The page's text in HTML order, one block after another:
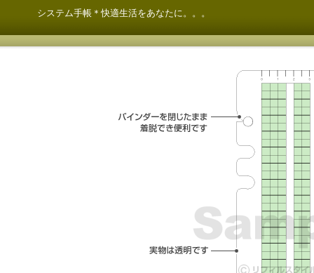
システム手帳＊快適生活をあなたに。。。